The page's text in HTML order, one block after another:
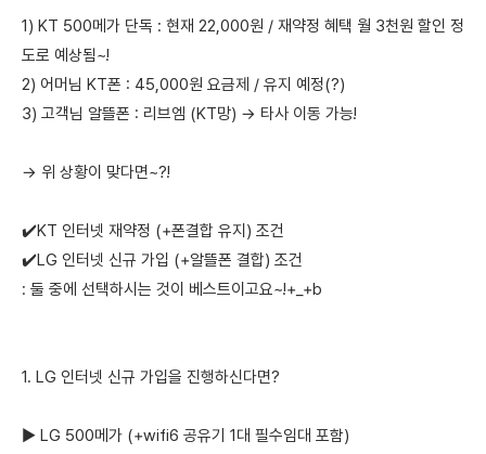
1) KT 500메가 단독 : 현재 22,000원 / 재약정 혜택 월 3천원 할인 정
도로 예상됨~!
2) 어머님 KT폰 : 45,000원 요금제 / 유지 예정(?)
3) 고객님 알뜰폰 : 리브엠 (KT망) → 타사 이동 가능!
→ 위 상황이 맞다면~?!
✔️KT 인터넷 재약정 (+폰결합 유지) 조건
✔️LG 인터넷 신규 가입 (+알뜰폰 결합) 조건
: 둘 중에 선택하시는 것이 베스트이고요~!+_+b
1. LG 인터넷 신규 가입을 진행하신다면?
▶ LG 500메가 (+wifi6 공유기 1대 필수임대 포함)